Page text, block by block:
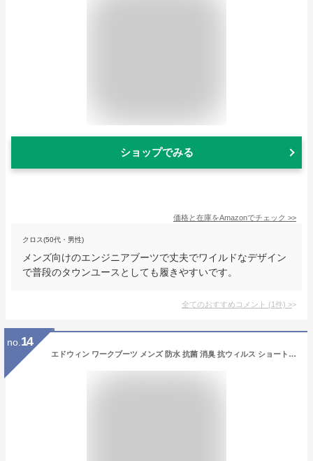
ショップでみる
価格と在庫をAmazonでチェック >>
クロス(50代・男性)
メンズ向けのエンジニアブーツで丈夫でワイルドなデザイン
で普段のタウンユースとしても履きやすいです。
全てのおすすめコメント (1件) >
no. 14
エドウィン ワークブーツ メンズ 防水 抗菌 消臭 抗ウィルス ショートブーツ 編み上げ マウンテンブーツ メンズ イエローブーツ レースアップブーツ ショート丈 アメカジ アウトドア ストリート 黒 ブラック イエロー EDWIN 7978